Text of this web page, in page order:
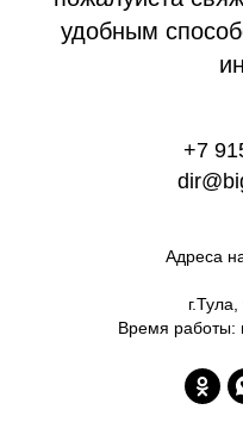
удобным
+7
Адреса
Время работы: